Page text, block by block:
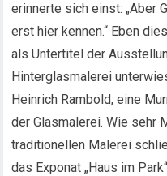
erinnerte sich einst: „Aber
erst hier kennen.“ Eben
als Untertitel der
Hinterglasmalerei
Heinrich Rambold, eine
der Glasmalerei. Wie sehr
traditionellen Malerei
das Exponat „Haus im